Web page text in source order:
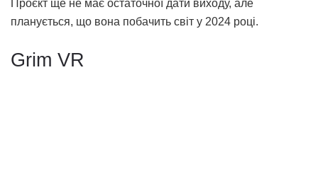
Проєкт ще не має остаточної дати виходу, але
планується, що вона побачить світ у 2024 році.
Grim VR